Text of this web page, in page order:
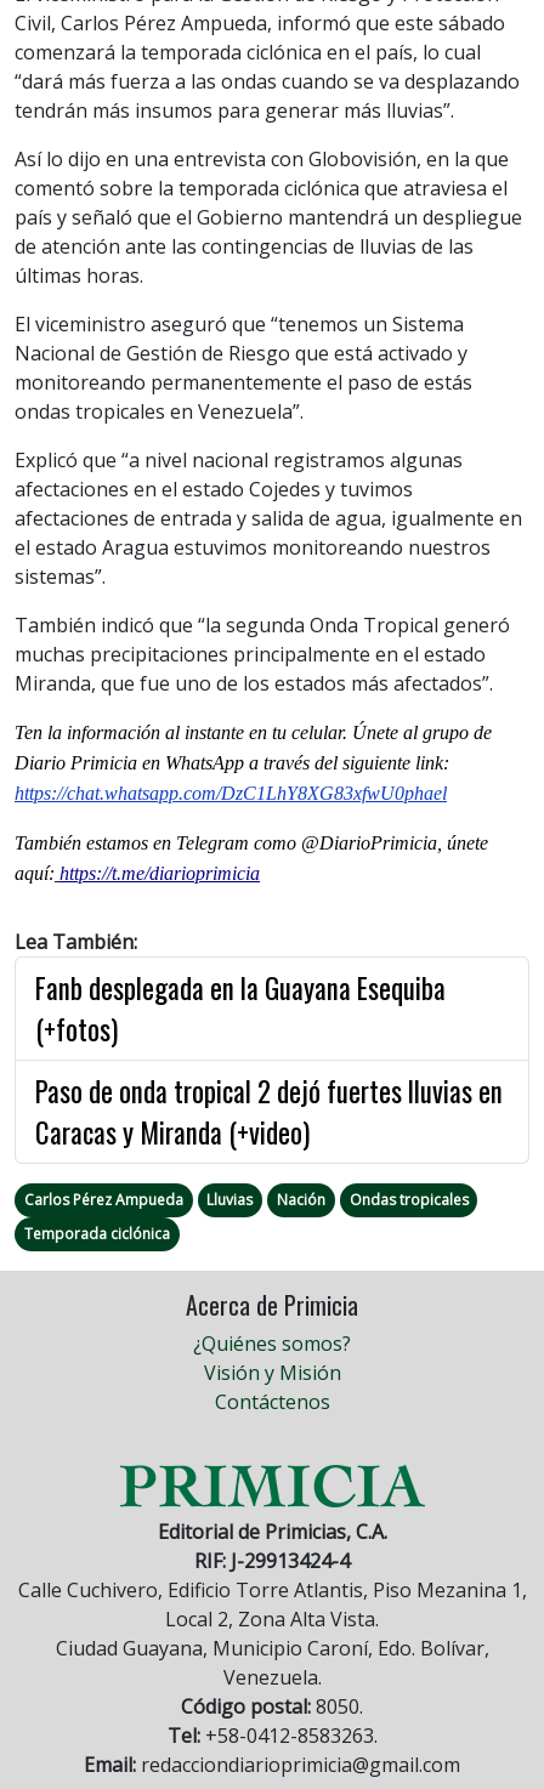
Civil, Carlos Pérez Ampueda, informó que este sábado
comenzará la temporada ciclónica en el país, lo cual
“dará más fuerza a las ondas cuando se va desplazando
tendrán más insumos para generar más lluvias”.
Así lo dijo en una entrevista con Globovisión, en la que
comentó sobre la temporada ciclónica que atraviesa el
país y señaló que el Gobierno mantendrá un despliegue
de atención ante las contingencias de lluvias de las
últimas horas.
El viceministro aseguró que “tenemos un Sistema
Nacional de Gestión de Riesgo que está activado y
monitoreando permanentemente el paso de estás
ondas tropicales en Venezuela”.
Explicó que “a nivel nacional registramos algunas
afectaciones en el estado Cojedes y tuvimos
afectaciones de entrada y salida de agua, igualmente en
el estado Aragua estuvimos monitoreando nuestros
sistemas”.
También indicó que “la segunda Onda Tropical generó
muchas precipitaciones principalmente en el estado
Miranda, que fue uno de los estados más afectados”.
Ten la información al instante en tu celular. Únete al grupo de
Diario Primicia en WhatsApp a través del siguiente link:
https://chat.whatsapp.com/DzC1LhY8XG83xfwU0phael
También estamos en Telegram como @DiarioPrimicia, únete
aquí: https://t.me/diarioprimicia
Lea También:
Fanb desplegada en la Guayana Esequiba
(+fotos)
Paso de onda tropical 2 dejó fuertes lluvias en
Caracas y Miranda (+video)
Carlos Pérez Ampueda Lluvias Nación
Ondas tropicales
Temporada ciclónica
Acerca de Primicia
¿Quiénes somos?
Visión y Misión
Contáctenos
Editorial de Primicias, C.A.
RIF: J-29913424-4
Calle Cuchivero, Edificio Torre Atlantis, Piso Mezanina 1,
Local 2, Zona Alta Vista.
Ciudad Guayana, Municipio Caroní, Edo. Bolívar,
Venezuela.
Código postal:8050.
Tel:+58-0412-8583263.
Email: redacciondiarioprimicia@gmail.com